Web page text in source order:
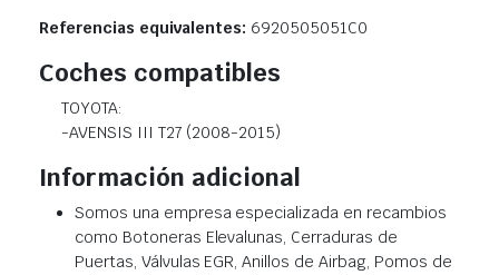
Referencias equivalentes: 6920505051C0
Coches compatibles
TOYOTA:
-AVENSIS III T27 (2008-2015)
Información adicional
Somos una empresa especializada en recambios
como Botoneras Elevalunas, Cerraduras de
Puertas, Válvulas EGR, Anillos de Airbag, Pomos de